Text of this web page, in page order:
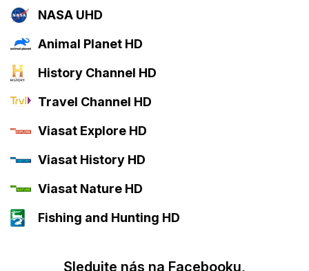
NASA UHD
Animal Planet HD
History Channel HD
Travel Channel HD
Viasat Explore HD
Viasat History HD
Viasat Nature HD
Fishing and Hunting HD
Sledujte nás na Facebooku,